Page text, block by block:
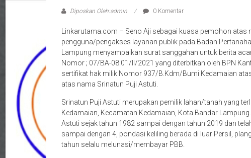
Diposkan Oleh:admin 0 Komentar
Linkarutama.com – Seno Aji sebagai kuasa pemohon atas
pengguna/pengakses layanan publik pada Badan
Lampung menyampaikan surat sanggahan untuk berita
Nomor ; 07/BA-08.01/II/2021 yang diterbitkan oleh BPN
sertifikat hak milik Nomor 937/B.Kdm/Bumi Kedamaian
atas nama Srinatun Puji Astuti.
Srinatun Puji Astuti merupakan pemilik lahan/tanah yang
Kedamaian, Kecamatan Kedamaian, Kota Bandar
Astuti sejak tahun 1982 sampai dengan tahun 2019 dan
sampai dengan 4, pondasi keliling berada di luar Persil,
tahun selalu melunasi/membayar PBB.